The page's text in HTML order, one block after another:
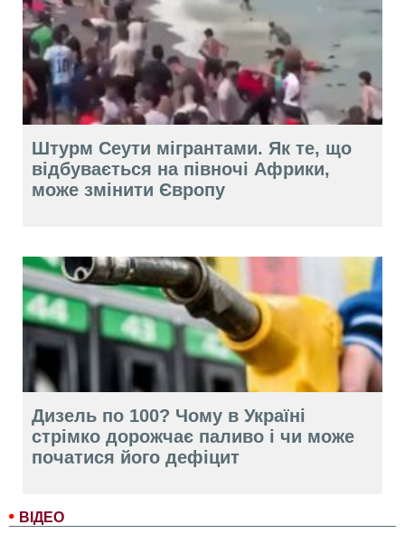
ВІДЕО
Штурм Сеути мігрантами. Як те, що
відбувається на півночі Африки,
може змінити Європу
Дизель по 100? Чому в Україні
стрімко дорожчає паливо і чи може
початися його дефіцит